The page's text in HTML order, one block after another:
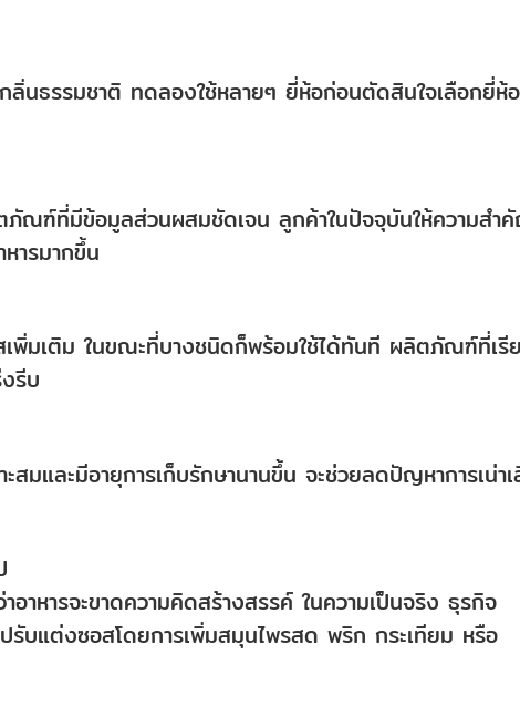
นธรรมชาติ ทดลองใช้หลายๆ ยี่ห้อก่อนตัดสินใจเลือกยี่ห้
ภัณฑ์ที่มีข้อมูลส่วนผสมชัดเจน ลูกค้าในปัจจุบันให้ความสำ
ารมากขึ้น
เพิ่มเติม ในขณะที่บางชนิดก็พร้อมใช้ได้ทันที ผลิตภัณฑ์ที่เรี
รีบ
มและมีอายุการเก็บรักษานานขึ้น จะช่วยลดปัญหาการเน่า
อาหารจะขาดความคิดสร้างสรรค์ ในความเป็นจริง ธุรกิจ
ปรับแต่งซอสโดยการเพิ่มสมุนไพรสด พริก กระเทียม หรือ